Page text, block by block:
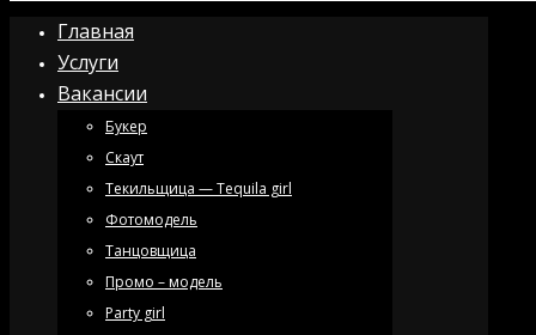
Главная
Услуги
Вакансии
Букер
Скаут
Текильщица — Tequila girl
Фотомодель
Танцовщица
Промо – модель
Party girl